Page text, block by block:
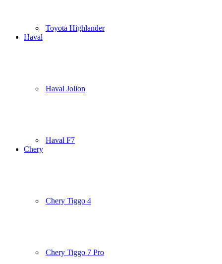
Toyota Highlander
Haval
Haval Jolion
Haval F7
Chery
Chery Tiggo 4
Chery Tiggo 7 Pro